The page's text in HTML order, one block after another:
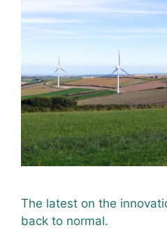
The latest on the
back to normal.